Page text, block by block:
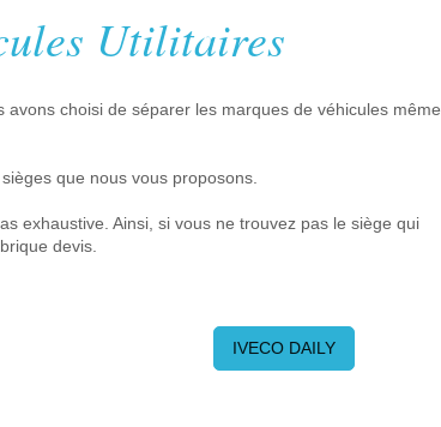
Utilitaires
avons choisi de séparer les marques de véhicules même
que nous vous proposons.
exhaustive. Ainsi, si vous ne trouvez pas le siège qui
devis.
IVECO DAILY